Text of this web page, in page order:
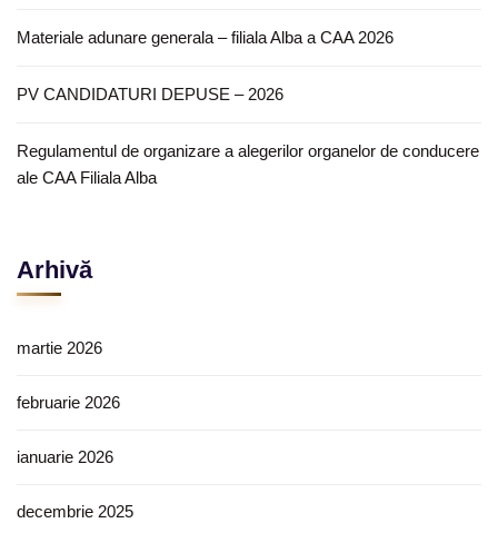
Materiale adunare generala – filiala Alba a CAA 2026
PV CANDIDATURI DEPUSE – 2026
Regulamentul de organizare a alegerilor organelor de conducere
ale CAA Filiala Alba
Arhivă
martie 2026
februarie 2026
ianuarie 2026
decembrie 2025